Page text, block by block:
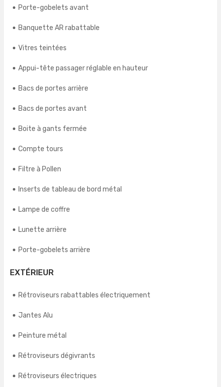
Porte-gobelets avant
Banquette AR rabattable
Vitres teintées
Appui-tête passager réglable en hauteur
Bacs de portes arrière
Bacs de portes avant
Boite à gants fermée
Compte tours
Filtre à Pollen
Inserts de tableau de bord métal
Lampe de coffre
Lunette arrière
Porte-gobelets arrière
EXTÉRIEUR
Rétroviseurs rabattables électriquement
Jantes Alu
Peinture métal
Rétroviseurs dégivrants
Rétroviseurs électriques